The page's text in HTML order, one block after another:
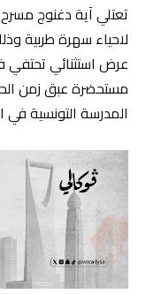
تعتلي آية دغنوج
عرض استثنائي تحتفي
مستحضرة عبق زمن
المدرسة التونسية في